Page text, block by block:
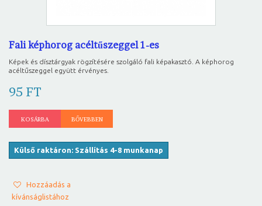
Fali képhorog acéltűszeggel 1-es
Képek és dísztárgyak rögzítésére szolgáló fali képakasztó. A képhorog
acéltűszeggel együtt érvényes.
95 FT
KOSÁRBA BŐVEBBEN
Külső raktáron: Szállítás 4-8 munkanap
Hozzáadás a
kívánságlistához